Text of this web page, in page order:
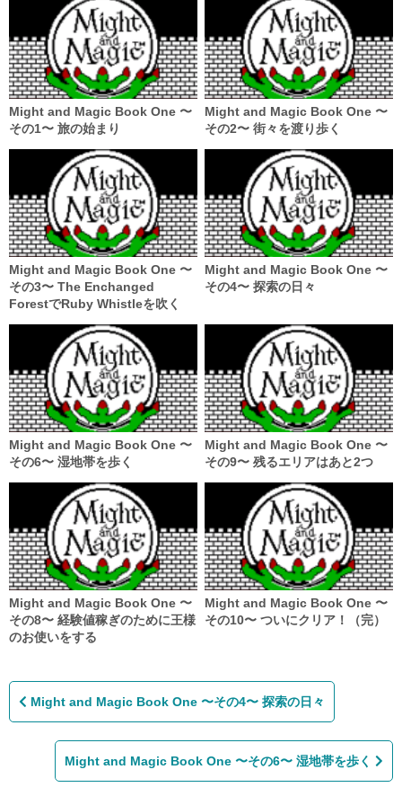
Might and Magic Book One 〜
その1〜 旅の始まり
Might and Magic Book One 〜
その2〜 街々を渡り歩く
Might and Magic Book One 〜
その3〜 The Enchanged
ForestでRuby Whistleを吹く
Might and Magic Book One 〜
その4〜 探索の日々
Might and Magic Book One 〜
その6〜 湿地帯を歩く
Might and Magic Book One 〜
その9〜 残るエリアはあと2つ
Might and Magic Book One 〜
その8〜 経験値稼ぎのために王様
のお使いをする
Might and Magic Book One 〜
その10〜 ついにクリア！（完）
投
ナ
ビ
Might and Magic Book One 〜その4〜 探索の日々
Might and Magic Book One 〜その6〜 湿地帯を歩く